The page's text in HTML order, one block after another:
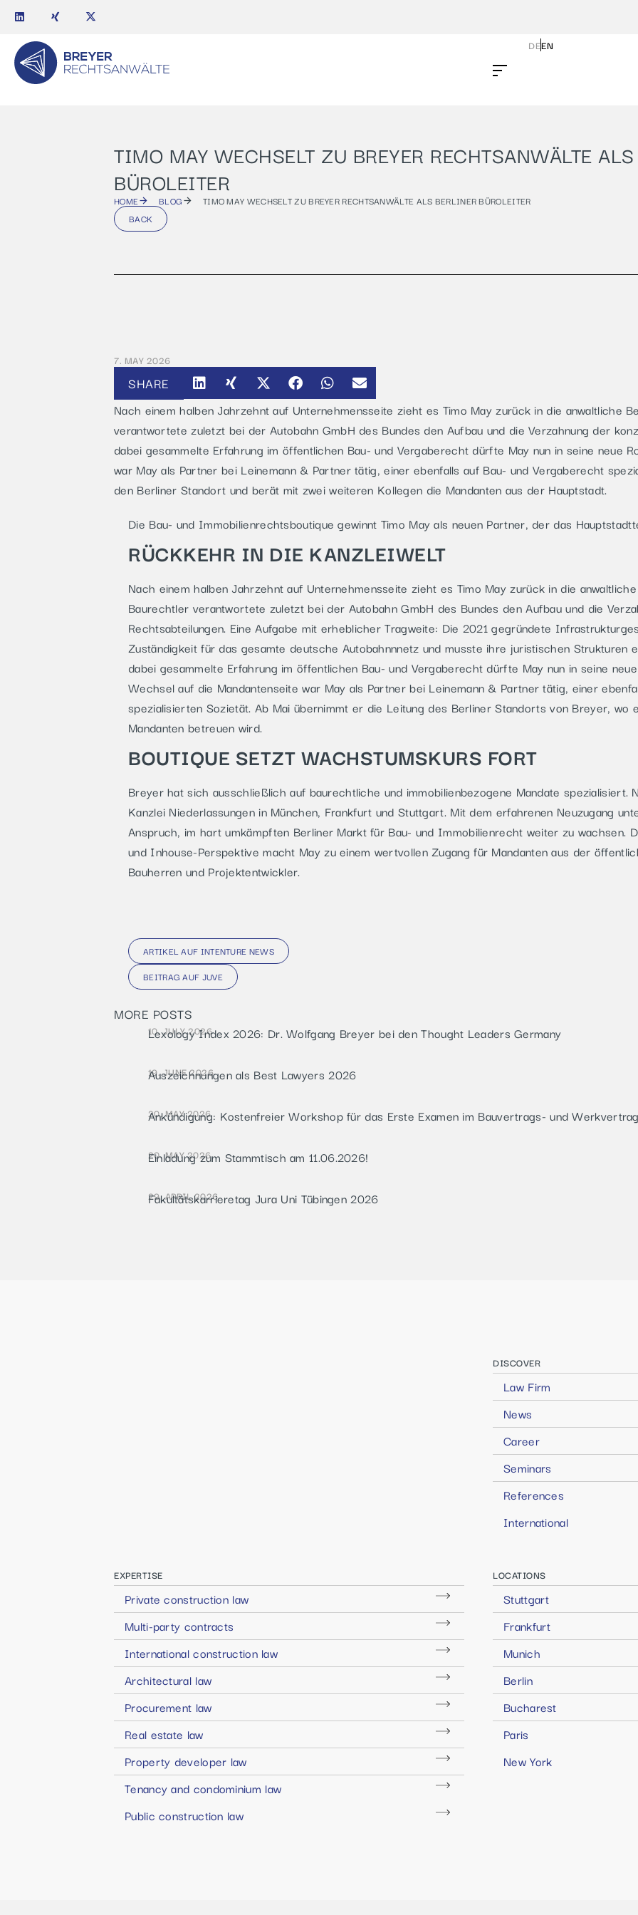
DEEN
TIMO MAY WECHSELT ZU BREYER RECHTSANWÄLTE
BÜROLEITER
HOME BLOG
TIMO MAY WECHSELT ZU BREYER RECHTSANWÄLTE ALS BERLINER BÜROLEITER
BACK
7. MAY 2026
SHARE
Nach einem halben Jahrzehnt auf Unternehmensseite zieht es Timo May zurück in die anwaltliche
verantwortete zuletzt bei der Autobahn GmbH des Bundes den Aufbau und die Verzahnung der
dabei gesammelte Erfahrung im öffentlichen Bau- und Vergaberecht dürfte May nun in seine neue
war May als Partner bei Leinemann & Partner tätig, einer ebenfalls auf Bau- und Vergaberecht
den Berliner Standort und berät mit zwei weiteren Kollegen die Mandanten aus der Hauptstadt.
Die Bau- und Immobilienrechtsboutique gewinnt Timo May als neuen Partner, der das
RÜCKKEHR IN DIE KANZLEIWELT
Nach einem halben Jahrzehnt auf Unternehmensseite zieht es Timo May zurück in die
Baurechtler verantwortete zuletzt bei der Autobahn GmbH des Bundes den Aufbau und die
Rechtsabteilungen. Eine Aufgabe mit erheblicher Tragweite: Die 2021 gegründete
Zuständigkeit für das gesamte deutsche Autobahnnnetz und musste ihre juristischen Strukturen
dabei gesammelte Erfahrung im öffentlichen Bau- und Vergaberecht dürfte May nun in seine
Wechsel auf die Mandantenseite war May als Partner bei Leinemann & Partner tätig, einer
spezialisierten Sozietät. Ab Mai übernimmt er die Leitung des Berliner Standorts von Breyer, wo
Mandanten betreuen wird.
BOUTIQUE SETZT WACHSTUMSKURS FORT
Breyer hat sich ausschließlich auf baurechtliche und immobilienbezogene Mandate spezialisiert.
Kanzlei Niederlassungen in München, Frankfurt und Stuttgart. Mit dem erfahrenen Neuzugang
Anspruch, im hart umkämpften Berliner Markt für Bau- und Immobilienrecht weiter zu wachsen.
und Inhouse-Perspektive macht May zu einem wertvollen Zugang für Mandanten aus der
Bauherren und Projektentwickler.
ARTIKEL AUF INTENTURE NEWS
BEITRAG AUF JUVE
MORE POSTS
10. JULY 2026
Lexology Index 2026: Dr. Wolfgang Breyer bei den Thought Leaders Germany
19. JUNE 2026
Auszeichnungen als Best Lawyers 2026
20. MAY 2026
Ankündigung: Kostenfreier Workshop für das Erste Examen im Bauvertrags- und
20. MAY 2026
Einladung zum Stammtisch am 11.06.2026!
29. APRIL 2026
Fakultätskarrieretag Jura Uni Tübingen 2026
DISCOVER
Law Firm
News
Career
Seminars
References
International
EXPERTISE
Private construction law
Multi-party contracts
International construction law
Architectural law
Procurement law
Real estate law
Property developer law
Tenancy and condominium law
Public construction law
LOCATIONS
Stuttgart
Frankfurt
Munich
Berlin
Bucharest
Paris
New York